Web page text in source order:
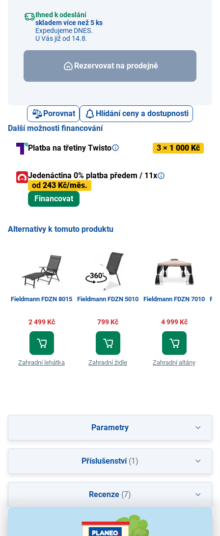
Ihned k odeslání
skladem více než 5 ks
Expedujeme DNES.
U Vás již od 14.8.
Rezervovat na prodejně
Porovnat
Hlídání ceny a dostupnosti
Další možnosti financování
Platba na třetiny Twisto 3 × 1 000 Kč
Jedenáctina 0% platba předem / 11x
od 243 Kč/měs.
Financovat
Alternativy k tomuto produktu
Fieldmann FDZN 8015
2 499 Kč
Zahradní lehátka
Fieldmann FDZN 5010
799 Kč
Zahradní židle
Fieldmann FDZN 7010
4 999 Kč
Zahradní altány
Parametry
Příslušenství(1)
Recenze(7)
Ke stažení